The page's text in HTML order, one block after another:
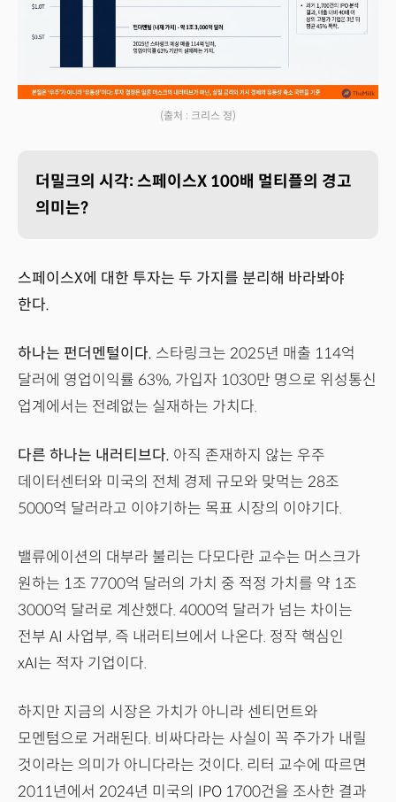
(출처 : 크리스 정)
더밀크의 시각: 스페이스X 100배 멀티플의 경고
의미는?
스페이스X에 대한 투자는 두 가지를 분리해 바라봐야
한다.
하나는 펀더멘털이다. 스타링크는 2025년 매출 114억
달러에 영업이익률 63%, 가입자 1030만 명으로 위성통신
업계에서는 전례없는 실재하는 가치다.
다른 하나는 내러티브다. 아직 존재하지 않는 우주
데이터센터와 미국의 전체 경제 규모와 맞먹는 28조
5000억 달러라고 이야기하는 목표 시장의 이야기다.
밸류에이션의 대부라 불리는 다모다란 교수는 머스크가
원하는 1조 7700억 달러의 가치 중 적정 가치를 약 1조
3000억 달러로 계산했다. 4000억 달러가 넘는 차이는
전부 AI 사업부, 즉 내러티브에서 나온다. 정작 핵심인
xAI는 적자 기업이다.
하지만 지금의 시장은 가치가 아니라 센티먼트와
모멘텀으로 거래된다. 비싸다라는 사실이 꼭 주가가 내릴
것이라는 의미가 아니다라는 것이다. 리터 교수에 따르면
2011년에서 2024년 미국의 IPO 1700건을 조사한 결과